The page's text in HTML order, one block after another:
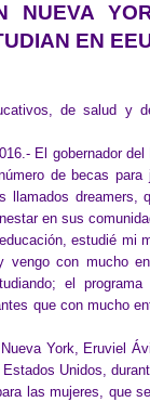
NUEVA
EN
de salud y
El gobernador
de becas para
dreamers,
en sus
estudié mi
vengo con mucho
el
que con mucho
York, Eruviel
Unidos,
las mujeres, que